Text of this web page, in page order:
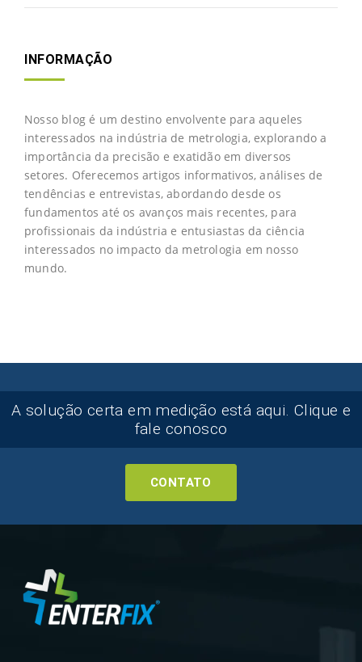
INFORMAÇÃO
Nosso blog é um destino envolvente para aqueles
interessados na indústria de metrologia, explorando a
importância da precisão e exatidão em diversos
setores. Oferecemos artigos informativos, análises de
tendências e entrevistas, abordando desde os
fundamentos até os avanços mais recentes, para
profissionais da indústria e entusiastas da ciência
interessados no impacto da metrologia em nosso
mundo.
A solução certa em medição está aqui. Clique e
fale conosco
CONTATO